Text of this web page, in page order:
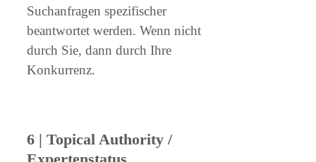
Suchanfragen spezifischer
beantwortet werden. Wenn nicht
durch Sie, dann durch Ihre
Konkurrenz.
6 | Topical Authority /